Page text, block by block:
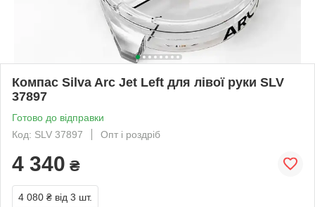
Компас Silva Arc Jet Left для лівої руки SLV
37897
Готово до відправки
Код: SLV 37897
Опт і роздріб
4 340 ₴
4 080 ₴ від 3 шт.